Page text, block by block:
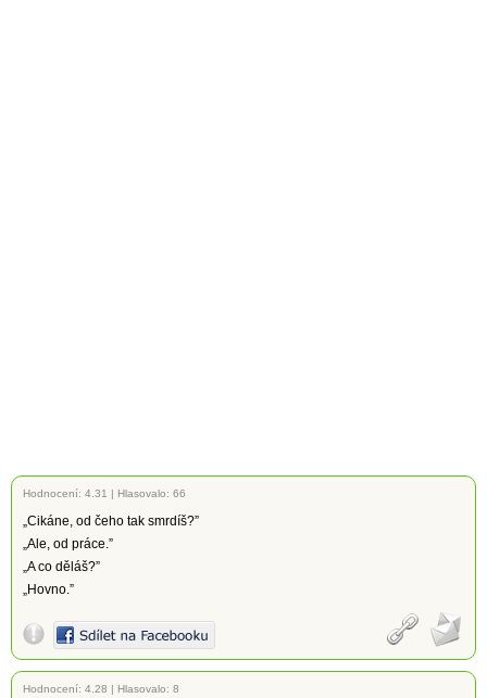
Hodnocení: 4.31 | Hlasovalo: 66
„Cikáne, od čeho tak smrdíš?”
„Ale, od práce.”
„A co děláš?”
„Hovno.”
Hodnocení: 4.28 | Hlasovalo: 8